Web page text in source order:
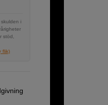
i
stöd,
flik)